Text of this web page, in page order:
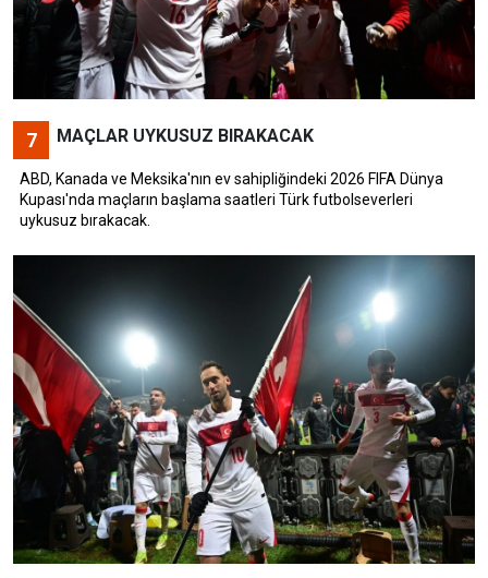
7 MAÇLAR UYKUSUZ BIRAKACAK
ABD, Kanada ve Meksika'nın ev sahipliğindeki 2026 FIFA Dünya
Kupası'nda maçların başlama saatleri Türk futbolseverleri
uykusuz bırakacak.